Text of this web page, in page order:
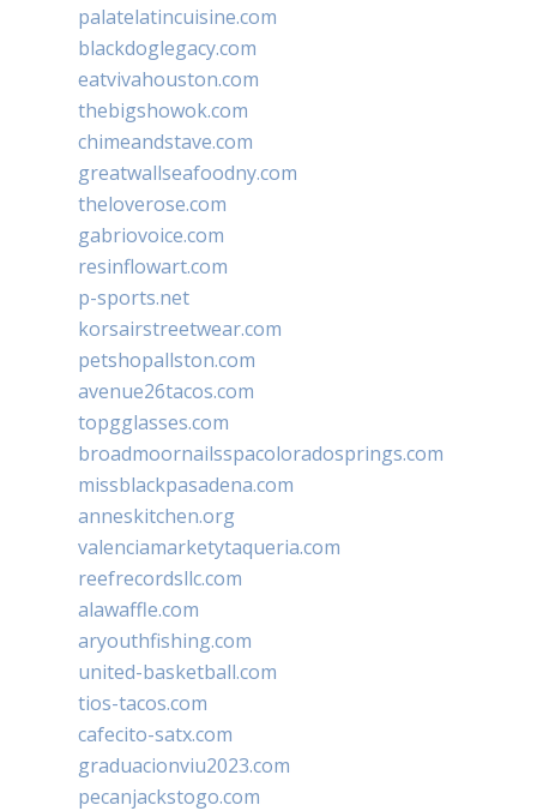
palatelatincuisine.com
blackdoglegacy.com
eatvivahouston.com
thebigshowok.com
chimeandstave.com
greatwallseafoodny.com
theloverose.com
gabriovoice.com
resinflowart.com
p-sports.net
korsairstreetwear.com
petshopallston.com
avenue26tacos.com
topgglasses.com
broadmoornailsspacoloradosprings.com
missblackpasadena.com
anneskitchen.org
valenciamarketytaqueria.com
reefrecordsllc.com
alawaffle.com
aryouthfishing.com
united-basketball.com
tios-tacos.com
cafecito-satx.com
graduacionviu2023.com
pecanjackstogo.com